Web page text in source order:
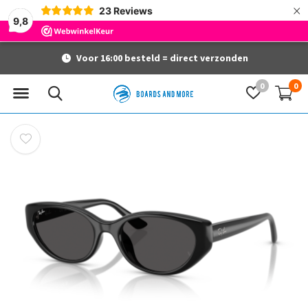
9,8
23 Reviews ×
0 0
Voor 16:00 besteld = direct verzonden